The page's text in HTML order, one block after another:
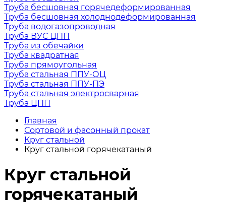
Труба бесшовная горячедеформированная
Труба бесшовная холоднодеформированная
Труба водогазопроводная
Труба ВУС ЦПП
Труба из обечайки
Труба квадратная
Труба прямоугольная
Труба стальная ППУ-ОЦ
Труба стальная ППУ-ПЭ
Труба стальная электросварная
Труба ЦПП
Главная
Сортовой и фасонный прокат
Круг стальной
Круг стальной горячекатаный
Круг стальной
горячекатаный